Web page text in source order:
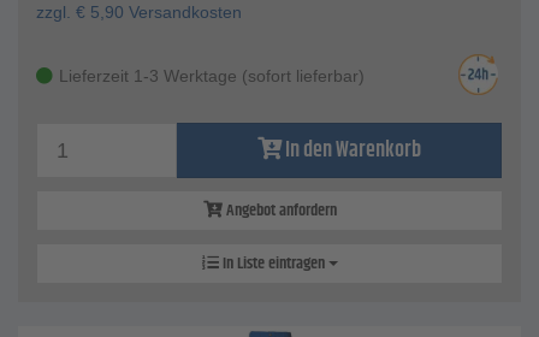
zzgl. € 5,90 Versandkosten
Lieferzeit 1-3 Werktage (sofort lieferbar)
In den Warenkorb
Angebot anfordern
In Liste eintragen